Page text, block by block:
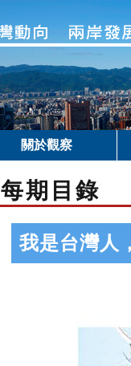
關於觀察
每期目錄
我是台灣人